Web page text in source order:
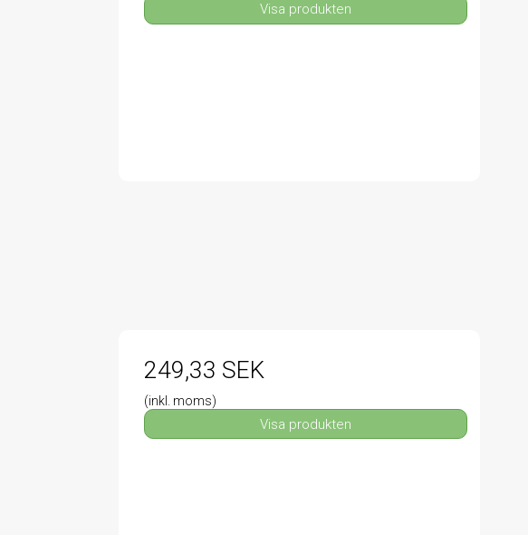
Visa produkten
249,33 SEK
(inkl. moms)
Visa produkten